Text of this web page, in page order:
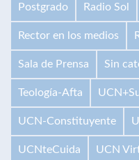
Postgrado Radio Sol
Rector en los medios
Sala de Prensa Sin
Teología-Afta
UCN-Constituyente
UCNteCuida UCN